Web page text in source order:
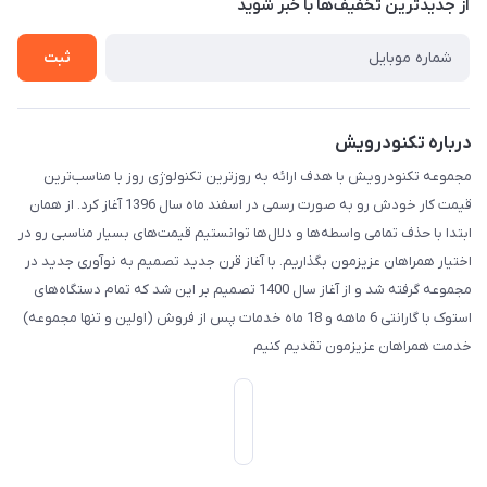
از جدید‌ترین تخفیف‌ها با‌ خبر شوید
ثبت
درباره تکنودرویش
مجموعه تکنودرویش با هدف ارائه به روزترین تکنولوژی روز با مناسب‌ترین
قیمت کار خودش رو به صورت رسمی در اسفند ماه سال 1396 آغاز کرد. از همان
ابتدا با حذف تمامی واسطه‌ها و دلال‌ها توانستیم قیمت‌های بسیار مناسبی رو در
اختیار همراهان عزیزمون بگذاریم. با آغاز قرن جدید تصمیم به نوآوری جدید در
مجموعه گرفته شد و از آغاز سال 1400 تصمیم بر این شد که تمام دستگاه‌های
استوک با گارانتی 6 ماهه و 18 ماه خدمات پس از فروش (اولین و تنها مجموعه)
خدمت همراهان عزیزمون تقدیم کنیم